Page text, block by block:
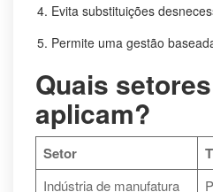
Evita substituições
Permite uma gestão
Quais
aplicam?
Setor
Indústria de manufatura